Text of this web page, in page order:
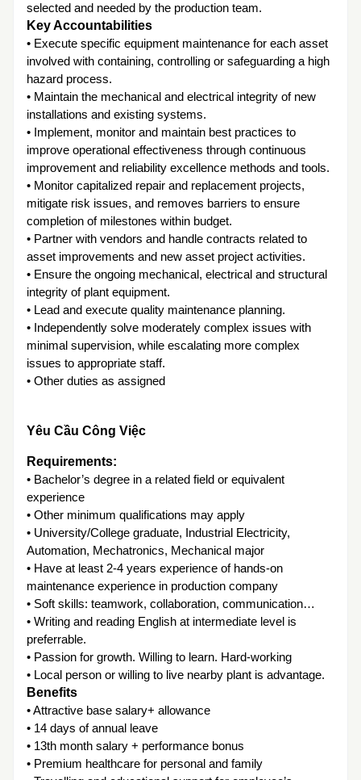
selected and needed by the production team.
Key Accountabilities
• Execute specific equipment maintenance for each asset
involved with containing, controlling or safeguarding a high
hazard process.
• Maintain the mechanical and electrical integrity of new
installations and existing systems.
• Implement, monitor and maintain best practices to
improve operational effectiveness through continuous
improvement and reliability excellence methods and tools.
• Monitor capitalized repair and replacement projects,
mitigate risk issues, and removes barriers to ensure
completion of milestones within budget.
• Partner with vendors and handle contracts related to
asset improvements and new asset project activities.
• Ensure the ongoing mechanical, electrical and structural
integrity of plant equipment.
• Lead and execute quality maintenance planning.
• Independently solve moderately complex issues with
minimal supervision, while escalating more complex
issues to appropriate staff.
• Other duties as assigned
Yêu Cầu Công Việc
Requirements:
• Bachelor’s degree in a related field or equivalent
experience
• Other minimum qualifications may apply
• University/College graduate, Industrial Electricity,
Automation, Mechatronics, Mechanical major
• Have at least 2-4 years experience of hands-on
maintenance experience in production company
• Soft skills: teamwork, collaboration, communication…
• Writing and reading English at intermediate level is
preferrable.
• Passion for growth. Willing to learn. Hard-working
• Local person or willing to live nearby plant is advantage.
Benefits
• Attractive base salary+ allowance
• 14 days of annual leave
• 13th month salary + performance bonus
• Premium healthcare for personal and family